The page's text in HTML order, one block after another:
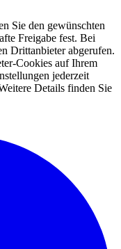
Sie den gewünschten
Freigabe fest. Bei
Drittanbieter abgerufen.
Cookies auf Ihrem
jederzeit
Details finden Sie